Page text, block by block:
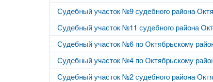
Судебный участок №9 судебного района
Судебный участок №11 судебного района
Судебный участок №6 по Октябрьскому
Судебный участок №4 по Октябрьскому
Судебный участок №2 судебного района